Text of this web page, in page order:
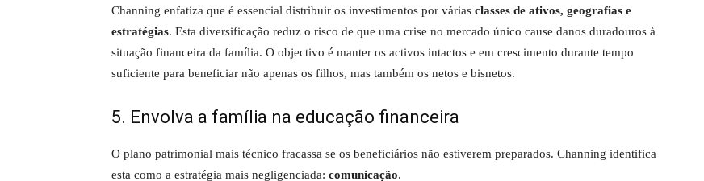
Channing enfatiza que é essencial distribuir os investimentos por várias classes de ativos, geografias e
estratégias. Esta diversificação reduz o risco de que uma crise no mercado único cause danos duradouros à
situação financeira da família. O objectivo é manter os activos intactos e em crescimento durante tempo
suficiente para beneficiar não apenas os filhos, mas também os netos e bisnetos.
5. Envolva a família na educação financeira
O plano patrimonial mais técnico fracassa se os beneficiários não estiverem preparados. Channing identifica
esta como a estratégia mais negligenciada: comunicação.